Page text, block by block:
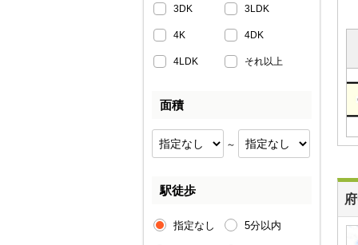
3DK 3LDK
4K 4DK
4LDK それ以上
面積
～
駅徒歩
指定なし 5分以内